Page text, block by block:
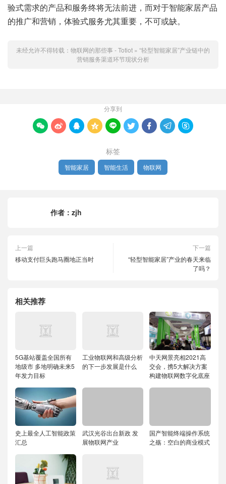
验式需求的产品和服务终将无法前进，而对于智能家居产品
的推广和营销，体验式服务尤其重要，不可或缺。
未经允许不得转载： 物联网的那些事 - Totiot » “轻型智能家居”产业链中的
营销服务渠道环节现状分析
分享到
        
标签
智能家居 智能生活 物联网
作者： zjh
上一篇
移动支付巨头跑马圈地正当时
下一篇
“轻型智能家居”产业的春天来临
了吗？
相关推荐
5G基站覆盖全国所有
地级市 多地明确未来5
年发力目标
工业物联网和高级分析
的下一步发展是什么
中天网景亮相2021高
交会，携5大解决方案
构建物联网数字化底座
史上最全人工智能政策
汇总
武汉光谷出台新政 发
展物联网产业
国产智能终端操作系统
之殇：空白的商业模式